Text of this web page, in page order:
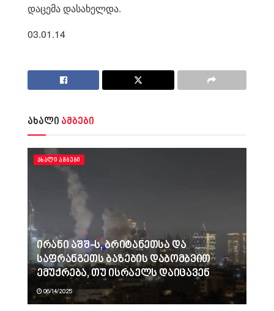
დაცემა დასახელდა.
03.01.14
ახალი ამბები
ᲐᲮᲐᲚᲘ ᲐᲛᲑᲔᲑᲘ
ირანი აშშ-ს, ბრიტანეთსა და
საფრანგეთს ბაზების დაბომბვით
ემუქრება, თუ ისრაელს დაიცავენ
06/14/2025